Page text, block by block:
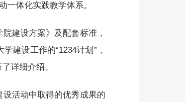
一体化实践教学体系。
建设方案》及配套标准，
建设工作的“1234计划”，
详细介绍。
活动中取得的优秀成果的